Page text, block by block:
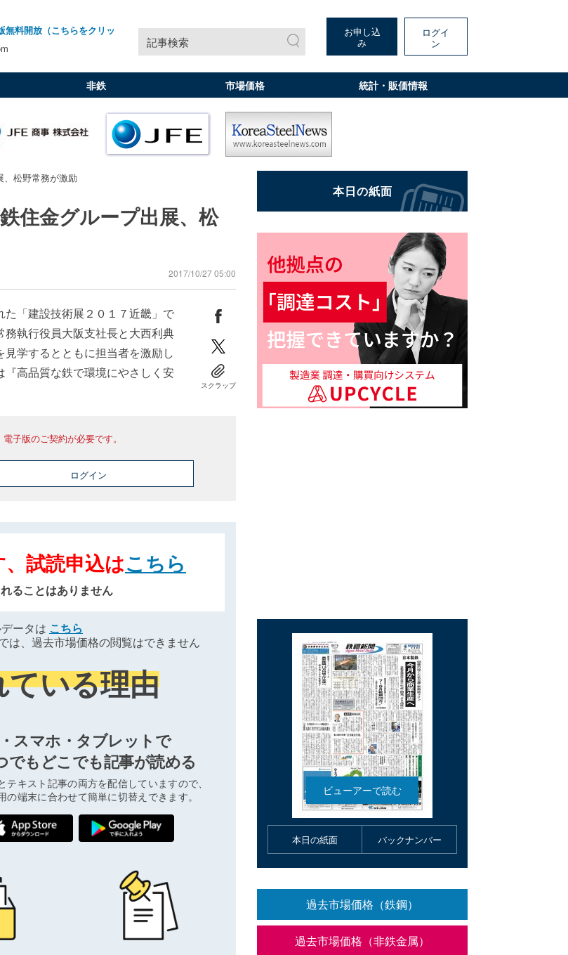
無料開放（こちらをクリッ
記事検索
お申し込
み
ログイ
ン
非鉄 市場価格 統計・販価情報
、松野常務が激励
住金グループ出展、松
2017/10/27 05:00
「建設技術展２０１７近畿」で
執行役員大阪支社長と大西利典
学するとともに担当者を激励し
高品質な鉄で環境にやさしく安
スクラップ
子版のご契約が必要です。
ログイン
試読申込はこちら
ることはありません
ータは こちら
は、過去市場価格の閲覧はできません
ている理由
スマホ・タブレットで
でもどこでも記事が読める
テキスト記事の両方を配信していますので、
の端末に合わせて簡単に切替えできます。
本日の紙面 バックナンバー
過去市場価格（鉄鋼）
過去市場価格（非鉄金属）